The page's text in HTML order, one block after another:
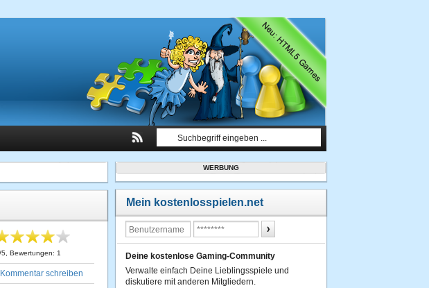
/5 , Bewertungen: 1
Kommentar schreiben
WERBUNG
Mein kostenlosspielen.net
Deine kostenlose Gaming-Community
Verwalte einfach Deine Lieblingsspiele und
diskutiere mit anderen Mitgliedern.